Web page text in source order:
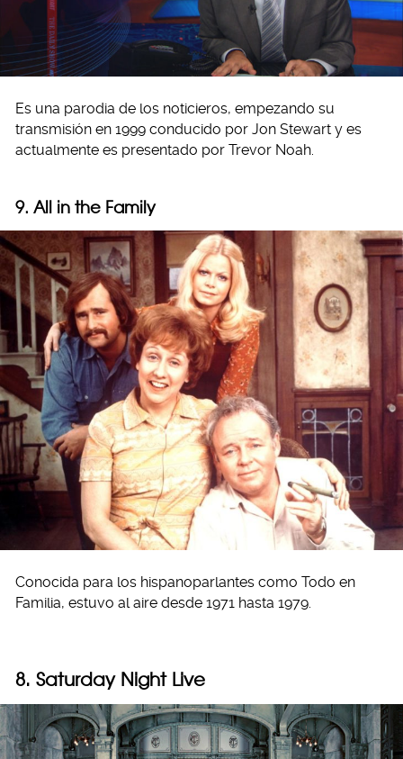
Es una parodia de los noticieros, empezando su
transmisión en 1999 conducido por Jon Stewart y es
actualmente es presentado por Trevor Noah.
9. All in the Family
Conocida para los hispanoparlantes como Todo en
Familia, estuvo al aire desde 1971 hasta 1979.
8. Saturday Night Live